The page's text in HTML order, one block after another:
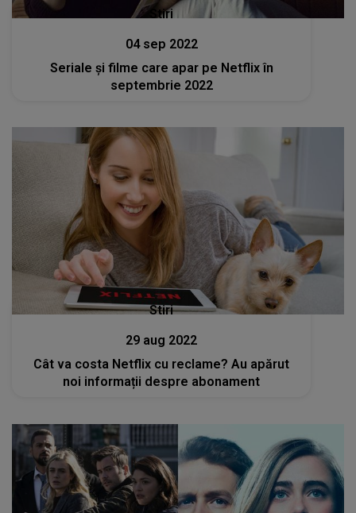
Stiri
04 sep 2022
Seriale şi filme care apar pe Netflix în
septembrie 2022
Stiri
29 aug 2022
Cât va costa Netflix cu reclame? Au apărut
noi informații despre abonament